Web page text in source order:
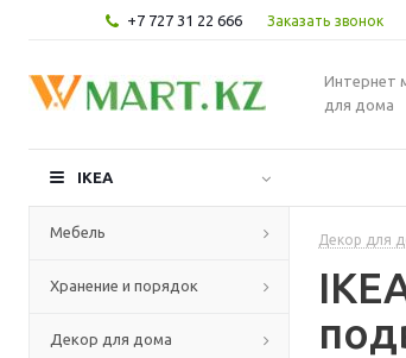
+7 727 31 22 666 Заказать звонок
Интернет
для дома
IKEA
Мебель
Хранение и порядок
Декор для дома
Декор для